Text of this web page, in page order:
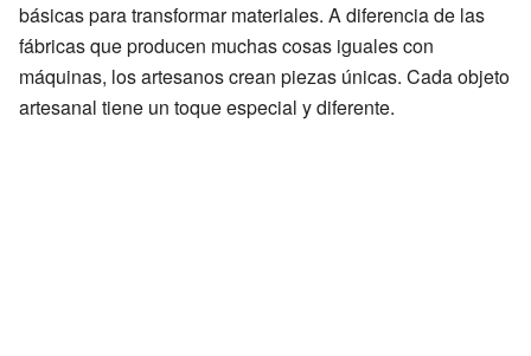
básicas para transformar materiales. A diferencia de las
fábricas que producen muchas cosas iguales con
máquinas, los artesanos crean piezas únicas. Cada objeto
artesanal tiene un toque especial y diferente.